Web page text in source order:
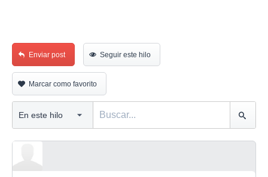
Enviar post Seguir este hilo
Marcar como favorito